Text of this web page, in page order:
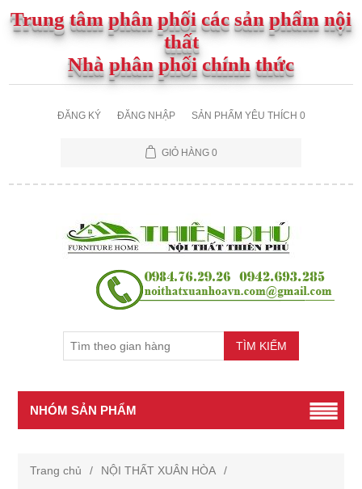
Trung tâm phân phối các sản phẩm nội
thất
Nhà phân phối chính thức
ĐĂNG KÝ ĐĂNG NHẬP SẢN PHẨM YÊU THÍCH 0
GIỎ HÀNG 0
NHÓM SẢN PHẨM
Trang chủ / NỘI THẤT XUÂN HÒA
/